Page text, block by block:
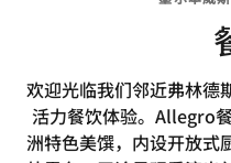
欢迎光临我们邻近弗林德
活力餐饮体验。Allegro
洲特色美馔，内设开放式